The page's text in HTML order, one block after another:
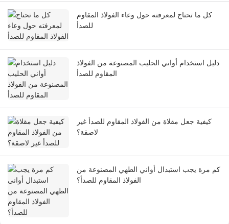
كل ما تحتاج لمعرفته حول وعاء الفولاذ المقاوم
للصدأ
دليل استخدام أواني الحليب المصنوعة من الفولاذ
المقاوم للصدأ
كيفية جعل مقلاة من الفولاذ المقاوم للصدأ غير
لاصقة؟
كم مرة يجب استبدال أواني الطهي المصنوعة من
الفولاذ المقاوم للصدأ؟